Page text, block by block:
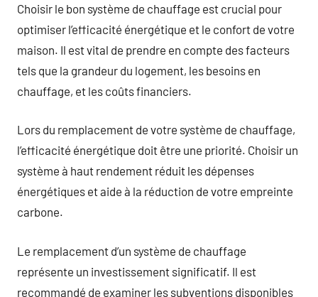
Choisir le bon système de chauffage est crucial pour
optimiser l’efficacité énergétique et le confort de votre
maison. Il est vital de prendre en compte des facteurs
tels que la grandeur du logement, les besoins en
chauffage, et les coûts financiers.
Lors du remplacement de votre système de chauffage,
l’efficacité énergétique doit être une priorité. Choisir un
système à haut rendement réduit les dépenses
énergétiques et aide à la réduction de votre empreinte
carbone.
Le remplacement d’un système de chauffage
représente un investissement significatif. Il est
recommandé de examiner les subventions disponibles